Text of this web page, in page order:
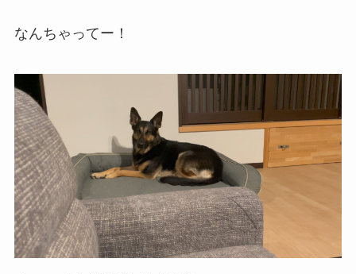
なんちゃってー！